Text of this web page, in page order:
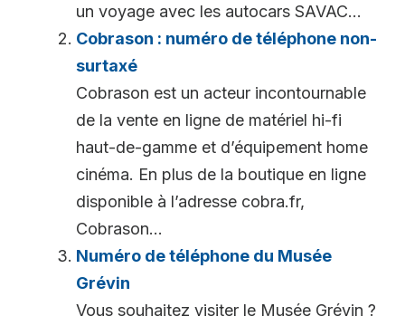
un voyage avec les autocars SAVAC...
Cobrason : numéro de téléphone non-
surtaxé
Cobrason est un acteur incontournable
de la vente en ligne de matériel hi-fi
haut-de-gamme et d’équipement home
cinéma. En plus de la boutique en ligne
disponible à l’adresse cobra.fr,
Cobrason...
Numéro de téléphone du Musée
Grévin
Vous souhaitez visiter le Musée Grévin ?